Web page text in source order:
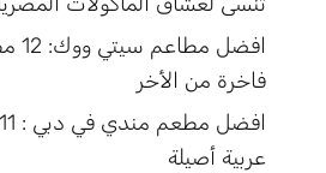
فاخرة من الأخر
عربية أصيلة